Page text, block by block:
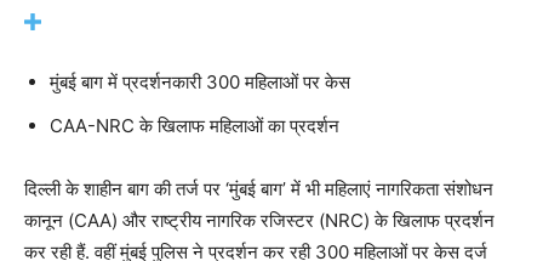
मुंबई बाग में प्रदर्शनकारी 300 महिलाओं पर केस
CAA-NRC के खिलाफ महिलाओं का प्रदर्शन
दिल्ली के शाहीन बाग की तर्ज पर ‘मुंबई बाग’ में भी महिलाएं नागरिकता संशोधन
कानून (CAA) और राष्ट्रीय नागरिक रजिस्टर (NRC) के खिलाफ प्रदर्शन
कर रही हैं. वहीं मुंबई पुलिस ने प्रदर्शन कर रही 300 महिलाओं पर केस दर्ज